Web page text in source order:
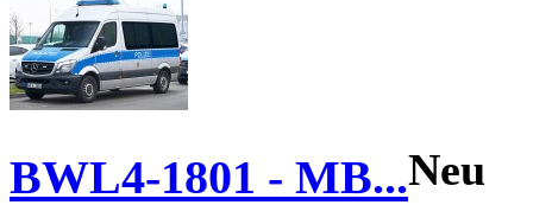
BWL4-1801 - MB...Neu